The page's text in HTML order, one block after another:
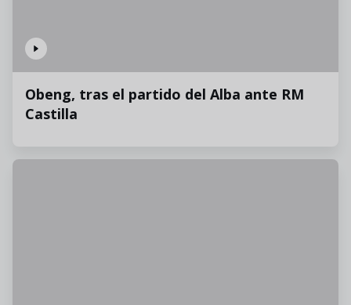
Obeng, tras el partido del Alba ante RM
Castilla